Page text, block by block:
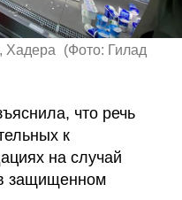
Хадера (Фото: Гилад
что речь
к
на случай
защищенном